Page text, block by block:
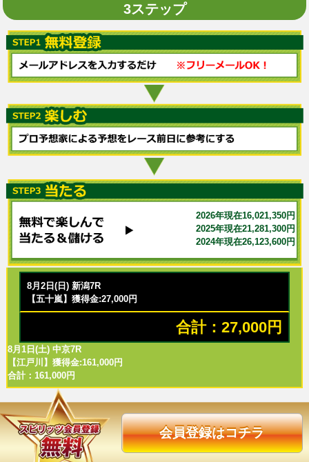
3ステップ
2026年現在16,021,350円
2025年現在21,281,300円
2024年現在26,123,600円
8月2日(日) 新潟7R
【五十嵐】獲得金:27,000円
合計：27,000円
8月1日(土) 中京7R
【江戸川】獲得金:161,000円
合計：161,000円
会員登録はコチラ